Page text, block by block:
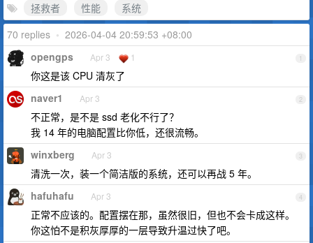
拯救者
性能
系统
70 replies • 2026-04-04 20:59:53 +08:00
1
opengps Apr 3 1
你这是该 CPU 清灰了
2
naver1 Apr 3
不正常，是不是 ssd 老化不行了？
我 14 年的电脑配置比你低，还很流畅。
3
winxberg Apr 3
清洗一次，装一个简洁版的系统，还可以再战 5 年。
4
hafuhafu Apr 3
正常不应该的。配置摆在那，虽然很旧，但也不会卡成这样。
你这怕不是积灰厚厚的一层导致升温过快了吧。